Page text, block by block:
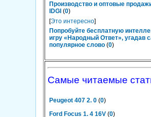
Производство и оптовые
IDGI (0)
[Это интересно]
Попробуйте бесплатную
игру «Народный Ответ», угадав
популярное слово (0)
Самые читаемые
Peugeot 407 2. 0 (0)
Ford Focus 1. 4 16V (0)